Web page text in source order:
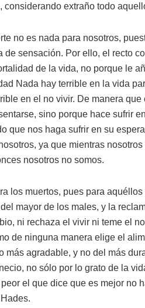
extraño todo
no es nada para nosotros,
sensación. Por ello, el recto
de la vida, no porque le
Nada hay terrible en la vida
en el no vivir. De manera
sino porque hace sufrir
que nos haga sufrir en su
ya que mientras
nosotros no somos.
los muertos, pues para
mayor de los males, y la
ni rechaza el vivir ni teme el
de ninguna manera elige el
más agradable, y no del más
no sólo por lo grato de la
el que dice que es mejor no